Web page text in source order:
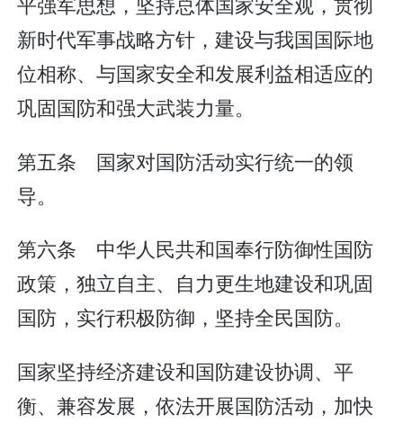
新时代军事战略方针，建设与我国国际地
位相称、与国家安全和发展利益相适应的
巩固国防和强大武装力量。
第五条 国家对国防活动实行统一的领
导。
第六条 中华人民共和国奉行防御性国防
政策，独立自主、自力更生地建设和巩固
国防，实行积极防御，坚持全民国防。
国家坚持经济建设和国防建设协调、平
衡、兼容发展，依法开展国防活动，加快